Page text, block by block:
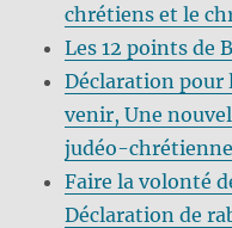
chrétiens et le
Les 12 points de
Déclaration pour
venir, Une
judéo-
Faire la volonté
Déclaration de